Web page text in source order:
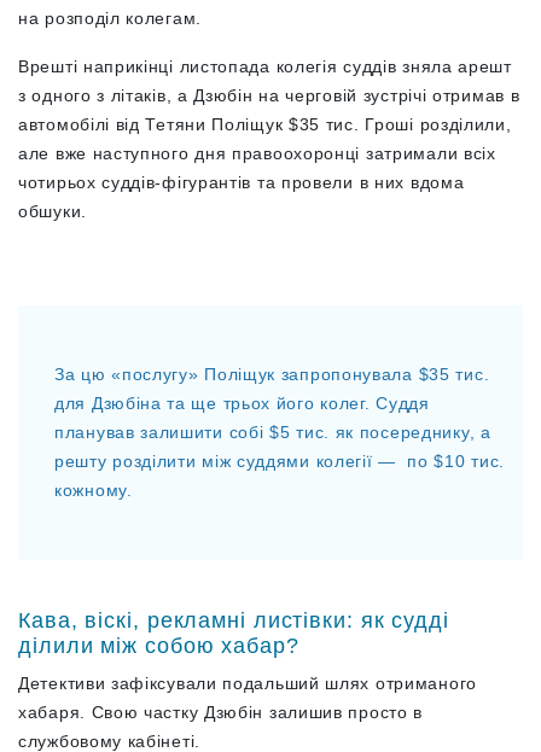
на розподіл колегам.
Врешті наприкінці листопада колегія суддів зняла арешт
з одного з літаків, а Дзюбін на черговій зустрічі отримав в
автомобілі від Тетяни Поліщук $35 тис. Гроші розділили,
але вже наступного дня правоохоронці затримали всіх
чотирьох суддів-фігурантів та провели в них вдома
обшуки.
За цю «послугу» Поліщук запропонувала $35 тис.
для Дзюбіна та ще трьох його колег. Суддя
планував залишити собі $5 тис. як посереднику, а
решту розділити між суддями колегії — по $10 тис.
кожному.
Кава, віскі, рекламні листівки: як судді
ділили між собою хабар?
Детективи зафіксували подальший шлях отриманого
хабаря. Свою частку Дзюбін залишив просто в
службовому кабінеті.